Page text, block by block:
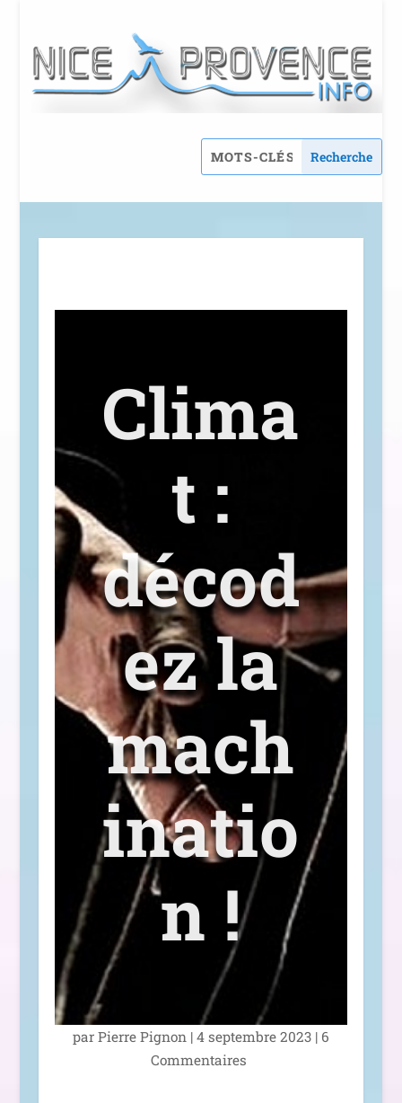
Clima
t :
décod
ez la
mach
inatio
n !
par Pierre Pignon | 4 sep­tembre 2023| 6
Commentaires